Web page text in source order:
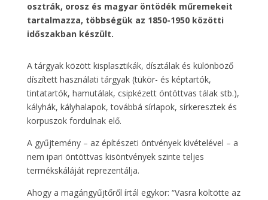
osztrák, orosz és magyar öntödék műremekeit
tartalmazza, többségük az 1850-1950 közötti
időszakban készült.
A tárgyak között kisplasztikák, dísztálak és különböző
díszített használati tárgyak (tükör- és képtartók,
tintatartók, hamutálak, csipkézett öntöttvas tálak stb.),
kályhák, kályhalapok, továbbá sírlapok, sírkeresztek és
korpuszok fordulnak elő.
A gyűjtemény – az építészeti öntvények kivételével – a
nem ipari öntöttvas kisöntvények szinte teljes
termékskáláját reprezentálja.
Ahogy a magángyűjtőről írtál egykor: “Vasra költötte az